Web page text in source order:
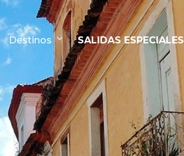
Destinos SALIDAS ESPECIALES